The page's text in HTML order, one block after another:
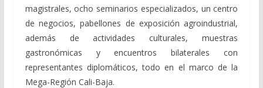
magistrales, ocho seminarios especializados, un centro
de negocios, pabellones de exposición agroindustrial,
además de actividades culturales, muestras
gastronómicas y encuentros bilaterales con
representantes diplomáticos, todo en el marco de la
Mega-Región Cali-Baja.